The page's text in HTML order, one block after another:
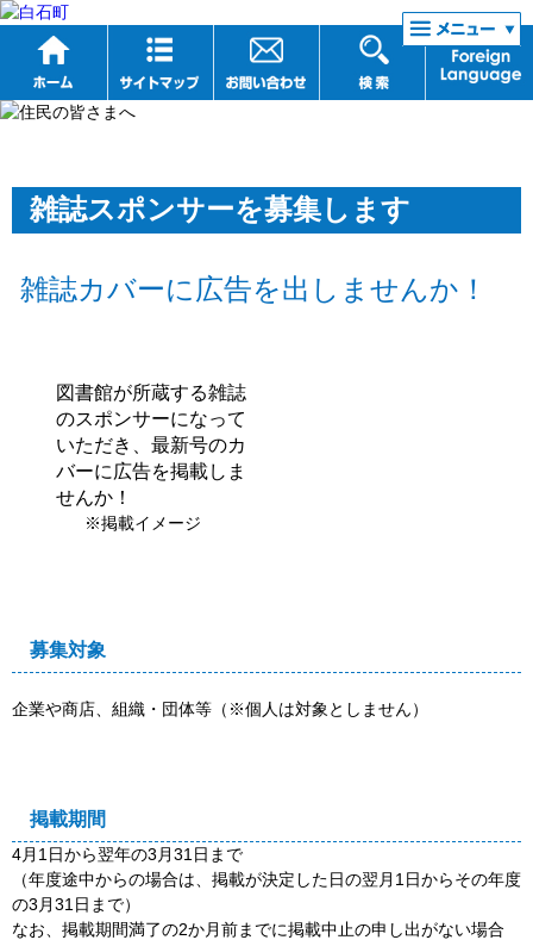
リンク集
雑誌スポンサーを募集します
雑誌カバーに広告を出しませんか！
図書館が所蔵する雑誌
のスポンサーになって
いただき、最新号のカ
バーに広告を掲載しま
せんか！
※掲載イメージ
募集対象
企業や商店、組織・団体等（※個人は対象としません）
掲載期間
4月1日から翌年の3月31日まで
（年度途中からの場合は、掲載が決定した日の翌月1日からその年度
の3月31日まで）
なお、掲載期間満了の2か月前までに掲載中止の申し出がない場合